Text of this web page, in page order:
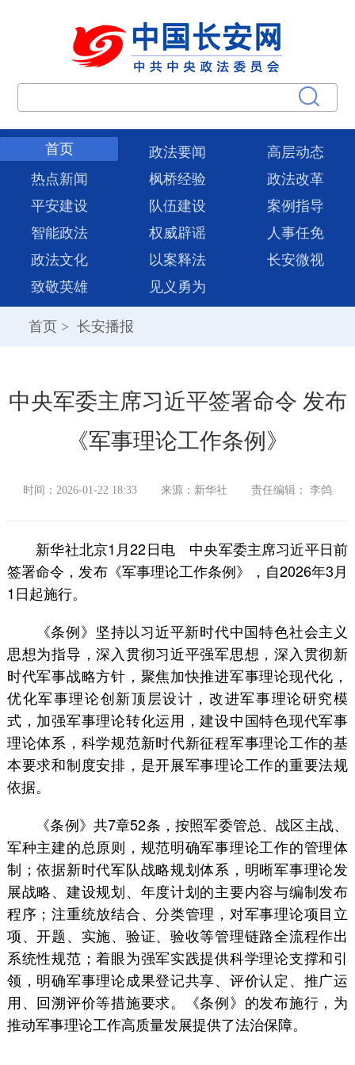
首页 政法要闻
高层动态
热点新闻
枫桥经验
政法改革
平安建设
队伍建设
案例指导
智能政法
权威辟谣
人事任免
政法文化
以案释法
长安微视
致敬英雄
见义勇为
首页 > 长安播报
中央军委主席习近平签署命令 发布
《军事理论工作条例》
时间：2026-01-22 18:33 来源：新华社 责任编辑： 李鸽
新华社北京1月22日电 中央军委主席习近平日前
签署命令，发布《军事理论工作条例》，自2026年3月
1日起施行。
《条例》坚持以习近平新时代中国特色社会主义
思想为指导，深入贯彻习近平强军思想，深入贯彻新
时代军事战略方针，聚焦加快推进军事理论现代化，
优化军事理论创新顶层设计，改进军事理论研究模
式，加强军事理论转化运用，建设中国特色现代军事
理论体系，科学规范新时代新征程军事理论工作的基
本要求和制度安排，是开展军事理论工作的重要法规
依据。
《条例》共7章52条，按照军委管总、战区主战、
军种主建的总原则，规范明确军事理论工作的管理体
制；依据新时代军队战略规划体系，明晰军事理论发
展战略、建设规划、年度计划的主要内容与编制发布
程序；注重统放结合、分类管理，对军事理论项目立
项、开题、实施、验证、验收等管理链路全流程作出
系统性规范；着眼为强军实践提供科学理论支撑和引
领，明确军事理论成果登记共享、评价认定、推广运
用、回溯评价等措施要求。《条例》的发布施行，为
推动军事理论工作高质量发展提供了法治保障。